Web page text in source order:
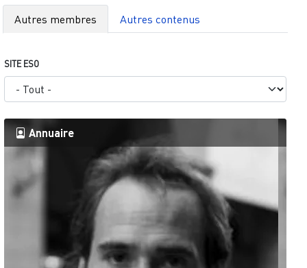
Autres membres Autres contenus
SITE ESO
Annuaire